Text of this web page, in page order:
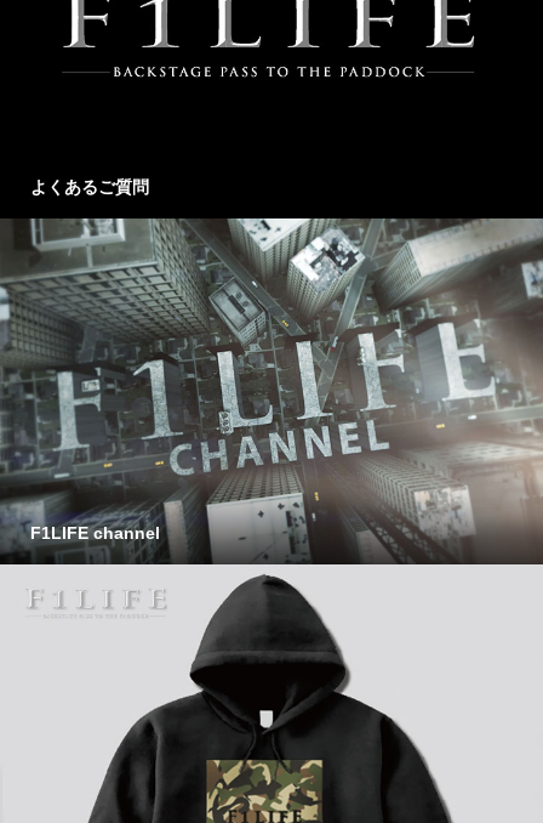
よくあるご質問
F1LIFE channel